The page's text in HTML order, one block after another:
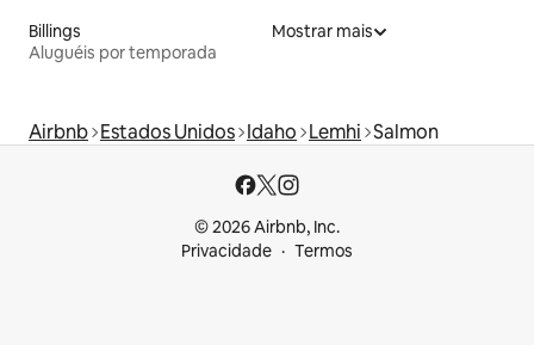
Billings
Aluguéis por temporada
Mostrar mais
Airbnb Estados Unidos Idaho Lemhi Salmon
© 2026 Airbnb, Inc.
Privacidade
Termos